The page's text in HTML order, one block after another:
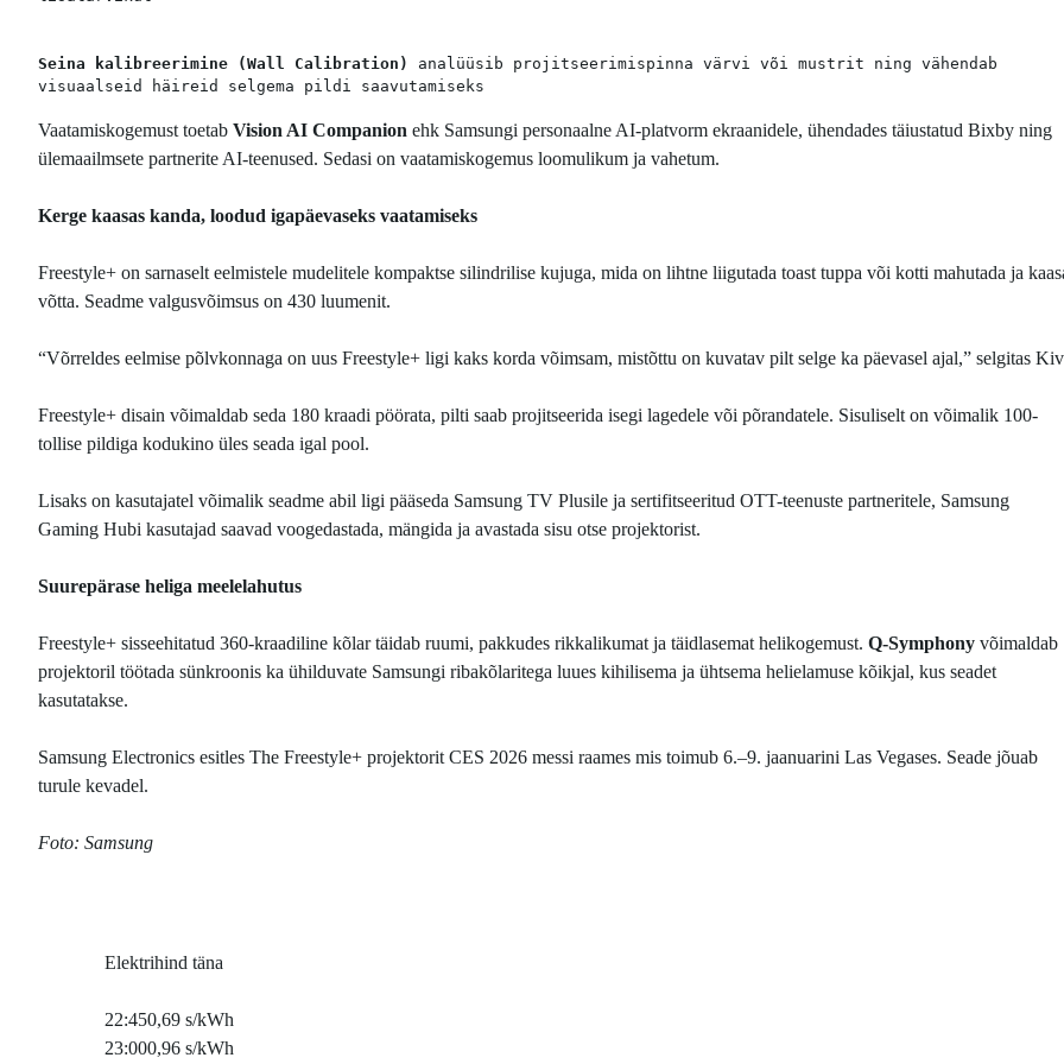
Seina kalibreerimine (Wall Calibration)
analüüsib projitseerimispinna värvi või mustrit ning vähendab
visuaalseid häireid selgema pildi saavutamiseks
Vaatamiskogemust toetab Vision AI Companion ehk Samsungi personaalne AI-platvorm ekraanidele, ühendades täiustatud Bixby ning
ülemaailmsete partnerite AI-teenused. Sedasi on vaatamiskogemus loomulikum ja vahetum.
Kerge kaasas kanda, loodud igapäevaseks vaatamiseks
Freestyle+ on sarnaselt eelmistele mudelitele kompaktse silindrilise kujuga, mida on lihtne liigutada toast tuppa või kotti mahutada ja
võtta. Seadme valgusvõimsus on 430 luumenit.
“Võrreldes eelmise põlvkonnaga on uus Freestyle+ ligi kaks korda võimsam, mistõttu on kuvatav pilt selge ka päevasel ajal,” selgitas
Freestyle+ disain võimaldab seda 180 kraadi pöörata, pilti saab projitseerida isegi lagedele või põrandatele. Sisuliselt on võimalik 100-
tollise pildiga kodukino üles seada igal pool.
Lisaks on kasutajatel võimalik seadme abil ligi pääseda Samsung TV Plusile ja sertifitseeritud OTT-teenuste partneritele, Samsung
Gaming Hubi kasutajad saavad voogedastada, mängida ja avastada sisu otse projektorist.
Suurepärase heliga meelelahutus
Freestyle+ sisseehitatud 360-kraadiline kõlar täidab ruumi, pakkudes rikkalikumat ja täidlasemat helikogemust. Q-Symphony võimaldab
projektoril töötada sünkroonis ka ühilduvate Samsungi ribakõlaritega luues kihilisema ja ühtsema helielamuse kõikjal, kus seadet
kasutatakse.
Samsung Electronics esitles The Freestyle+ projektorit CES 2026 messi raames mis toimub 6.–9. jaanuarini Las Vegases. Seade jõuab
turule kevadel.
Foto: Samsung
Elektrihind täna
22:450,69 s/kWh
23:000,96 s/kWh